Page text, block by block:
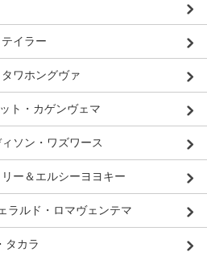
イラー
ワホングヴァ
ト・カゲンヴェマ
ソン・ワズワース
ー＆エルシーヨヨキー
ラルド・ロマヴェンテマ
タカラ